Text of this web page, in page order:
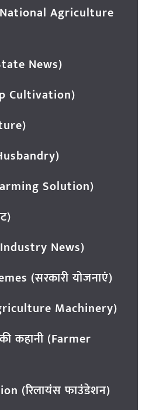
(National Agriculture
News)
Cultivation)
Solution)
News)
(सरकारी योजनाएं)
Machinery)
कहानी (Farmer
(रिलायंस फाउंडेशन)